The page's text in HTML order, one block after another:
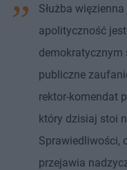
Służba
apolityczność
demokratycznym
publiczne
rektor-komendat
który dzisiaj stoi
Sprawiedliwości,
przejawia